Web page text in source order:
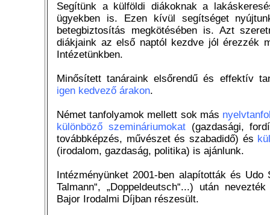
Segítünk a külföldi diákoknak a
ügyekben is. Ezen kívül segítséget
betegbiztosítás megkötésében is. Azt
diákjaink az első naptól kezdve jól érezzék
Intézetünkben.
Minősített tanáraink elsőrendű és effektív
igen kedvező árakon.
Német tanfolyamok mellett sok más
különböző szemináriumokat(gazdasági,
továbbképzés, művészet és szabadidő) és
(irodalom, gazdaság, politika) is ajánlunk.
Intézményünket 2001-ben alapították és Udo
Talmann“, „Doppeldeutsch“...) után
Bajor Irodalmi Díjban részesült.